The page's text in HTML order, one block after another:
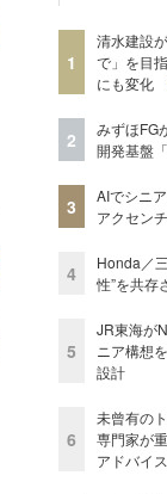
1
清水建設
で」を目
にも変化
2
みずほFG
開発基盤
3
AIでシニ
アクセン
4
Honda／
性”を共存
5
JR東海が
ニア構想
設計
6
未曾有の
専門家が
アドバイス